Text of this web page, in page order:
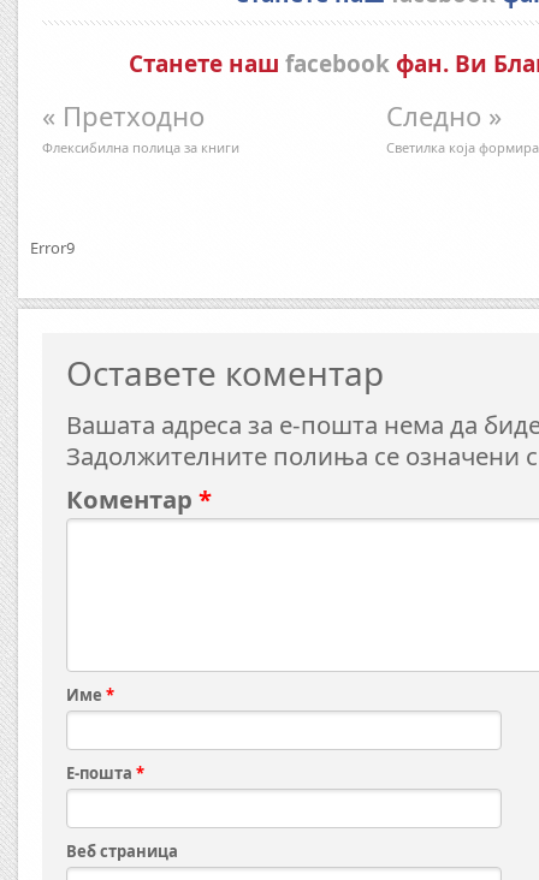
Станете наш facebookфан. Ви
« Претходно
Флексибилна полица за книги
Следно »
Светилка која
Error9
Оставете коментар
Вашата адреса за е-пошта нема да
Задолжителните полиња се означени
Коментар *
Име *
Е-пошта *
Веб страница